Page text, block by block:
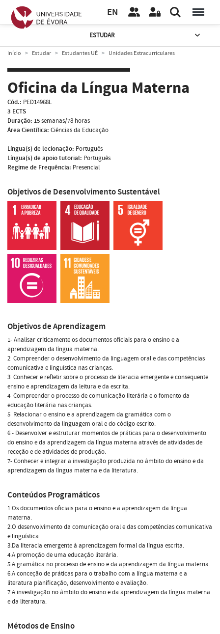
EN
ESTUDAR
Início Estudar Estudantes UÉ Unidades Extracurriculares
Oficina da Língua Materna
Cód.: PED14968L
3 ECTS
Duração: 15 semanas/78 horas
Área Científica: Ciências da Educação
Língua(s) de lecionação: Português
Língua(s) de apoio tutorial: Português
Regime de Frequência: Presencial
Objetivos de Desenvolvimento Sustentável
Objetivos de Aprendizagem
1- Analisar criticamente os documentos oficiais para o ensino e a
aprendizagem da língua materna.
2  Compreender o desenvolvimento da linguagem oral e das competências
comunicativa e linguística nas crianças.
3  Conhecer e refletir sobre o processo de literacia emergente e consequente
ensino e aprendizagem da leitura e da escrita.
4  Compreender o processo de comunicação literária e o fomento da
educação literária nas crianças.
5  Relacionar o ensino e a aprendizagem da gramática com o
desenvolvimento da linguagem oral e do código escrito.
6 - Desenvolver e estruturar momentos de práticas para o desenvolvimento
do ensino e da aprendizagem da língua materna através de atividades de
receção e de atividades de produção.
7- Conhecer e integrar a investigação produzida no âmbito do ensino e da
aprendizagem da língua materna e da literatura.
Conteúdos Programáticos
1.Os documentos oficiais para o ensino e a aprendizagem da língua
materna.
2.O desenvolvimento da comunicação oral e das competências comunicativa
e linguística.
3.Da literacia emergente à aprendizagem formal da língua escrita.
4.A promoção de uma educação literária.
5.A gramática no processo de ensino e da aprendizagem da língua materna.
6.A conceção de práticas para o trabalho com a língua materna e a
literatura planificação, desenvolvimento e avaliação.
7.A investigação no âmbito do ensino e da aprendizagem da língua materna
e da literatura.
Métodos de Ensino